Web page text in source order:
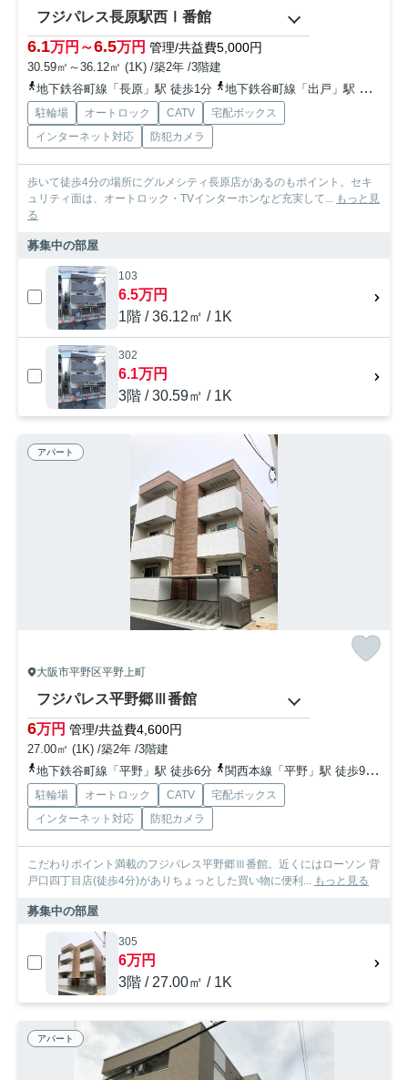
フジパレス長原駅西Ⅰ番館
6.1万円～6.5万円 管理/共益費5,000円
30.59㎡～36.12㎡ (1K) /築2年 /3階建
地下鉄谷町線「長原」駅 徒歩1分
地下鉄谷町線「出戸」駅 徒歩15分
駐輪場 オートロック CATV
宅配ボックス
インターネット対応
防犯カメラ
歩いて徒歩4分の場所にグルメシティ長原店があるのもポイント。セキ
ュリティ面は、オートロック・TVインターホンなど充実して...
もっと見
る
募集中の部屋
103
6.5万円
1階 / 36.12㎡ / 1K
302
6.1万円
3階 / 30.59㎡ / 1K
アパート
大阪市平野区平野上町
フジパレス平野郷Ⅲ番館
6万円 管理/共益費4,600円
27.00㎡ (1K) /築2年 /3階建
地下鉄谷町線「平野」駅 徒歩6分
関西本線「平野」駅 徒歩9分
駐輪場 オートロック CATV
宅配ボックス
インターネット対応
防犯カメラ
こだわりポイント満載のフジパレス平野郷Ⅲ番館。近くにはローソン 背
戸口四丁目店(徒歩4分)がありちょっとした買い物に便利...
もっと見る
募集中の部屋
305
6万円
3階 / 27.00㎡ / 1K
アパート